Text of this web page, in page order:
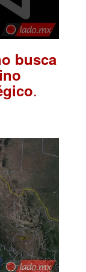
busca
.